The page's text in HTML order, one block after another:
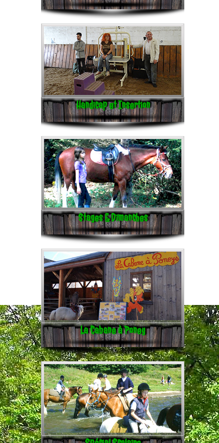
Handicap et Insertion
Stages & Dimanches
La Cabane à Poney